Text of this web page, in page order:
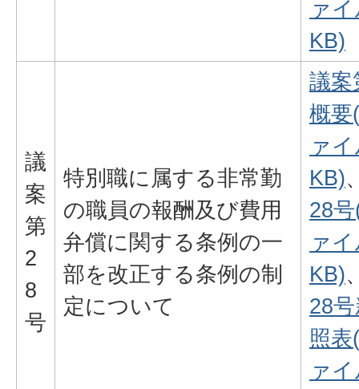
ァ
KB)
議
案
第
2
8
号
特別職に属する非常勤
の職員の報酬及び費用
弁償に関する条例の一
部を改正する条例の制
定について
議案
概要
ァ
KB)
28
ァ
KB)
28
照
ァ